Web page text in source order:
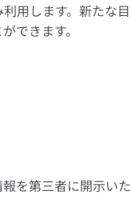
用します。新たな目
できます。
を第三者に開示いた